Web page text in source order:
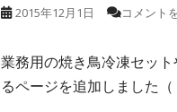
2015年12月1日 コメント
業務用の焼き鳥冷凍セッ
るページを追加しました（